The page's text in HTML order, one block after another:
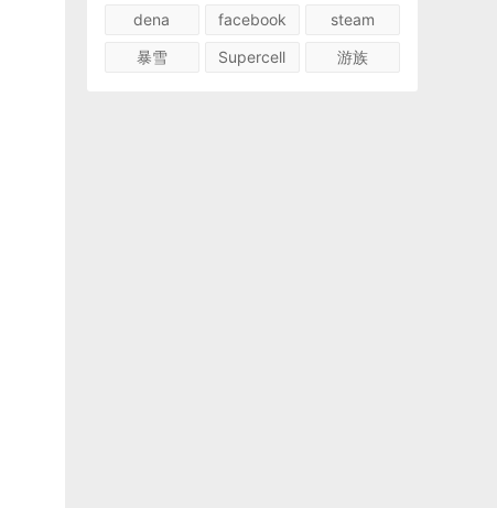
dena
facebook
steam
暴雪
Supercell 游族